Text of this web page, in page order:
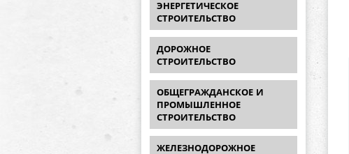
ЭНЕРГЕТИЧЕСКОЕ
СТРОИТЕЛЬСТВО
ДОРОЖНОЕ
СТРОИТЕЛЬСТВО
ОБЩЕГРАЖДАНСКОЕ И
ПРОМЫШЛЕННОЕ
СТРОИТЕЛЬСТВО
ЖЕЛЕЗНОДОРОЖНОЕ